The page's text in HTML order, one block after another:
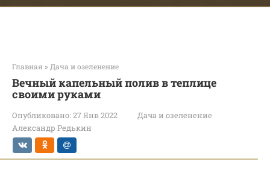
Главная » Дача и озеленение
Вечный капельный полив в теплице
своими руками
Опубликовано: 27 Янв 2022
Дача и озеленение
Александр Редькин